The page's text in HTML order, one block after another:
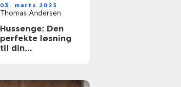
03. marts 2025
Thomas Andersen
Hussenge: Den
perfekte løsning
til din